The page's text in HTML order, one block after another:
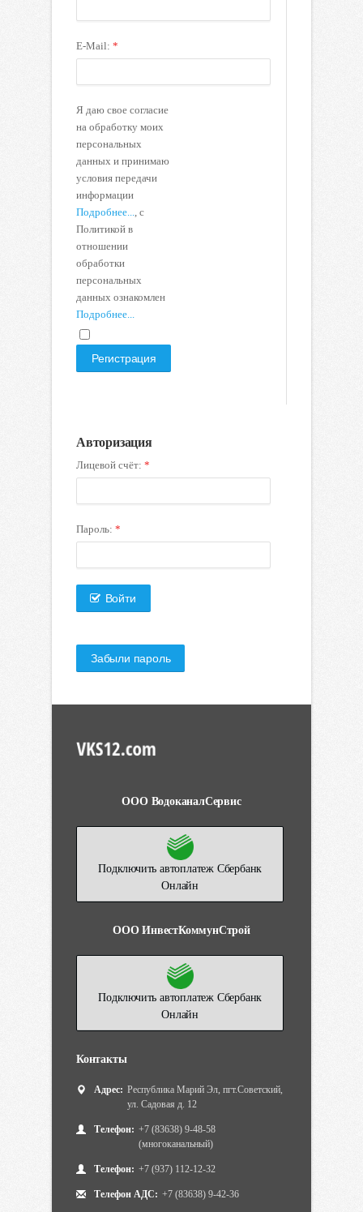
E-Mail: *
Я даю свое согласие
на обработку моих
персональных
данных и принимаю
условия передачи
информации
Подробнее..., с
Политикой в
отношении
обработки
персональных
данных ознакомлен
Подробнее...
Регистрация
Авторизация
Лицевой счёт: *
Пароль: *
Войти
Забыли пароль
ООО ВодоканалСервис
Подключить автоплатеж Сбербанк
Онлайн
ООО ИнвестКоммунСтрой
Подключить автоплатеж Сбербанк
Онлайн
Контакты
Адрес: Республика Марий Эл, пгт.Советский,
ул. Садовая д. 12
Телефон: +7 (83638) 9-48-58
(многоканальный)
Телефон: +7 (937) 112-12-32
Телефон АДС: +7 (83638) 9-42-36